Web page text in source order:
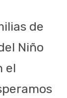
de
Niño
el